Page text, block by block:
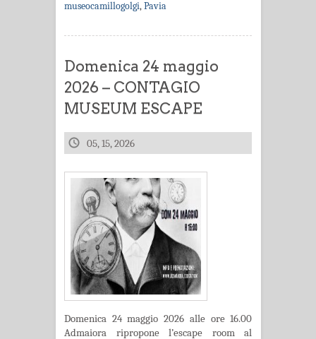
museocamillogolgi,Pavia
Domenica 24 maggio
2026 – CONTAGIO
MUSEUM ESCAPE
05, 15, 2026
Domenica 24 maggio 2026 alle ore 16.00
Admaiora ripropone l’escape room al